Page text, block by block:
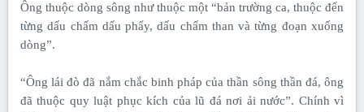
Ông thuộc dòng sông như thuộc một “bản trường ca, thuộc đến
từng dấu chấm dấu phẩy, dấu chấm than và từng đoạn xuống
dòng”.
“Ông lái đò đã nắm chắc binh pháp của thần sông thần đá, ông
đã thuộc quy luật phục kích của lũ đá nơi ải nước”. Chính vì